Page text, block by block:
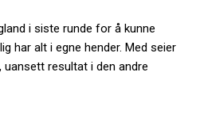
i siste runde for å kunne
har alt i egne hender. Med seier
uansett resultat i den andre